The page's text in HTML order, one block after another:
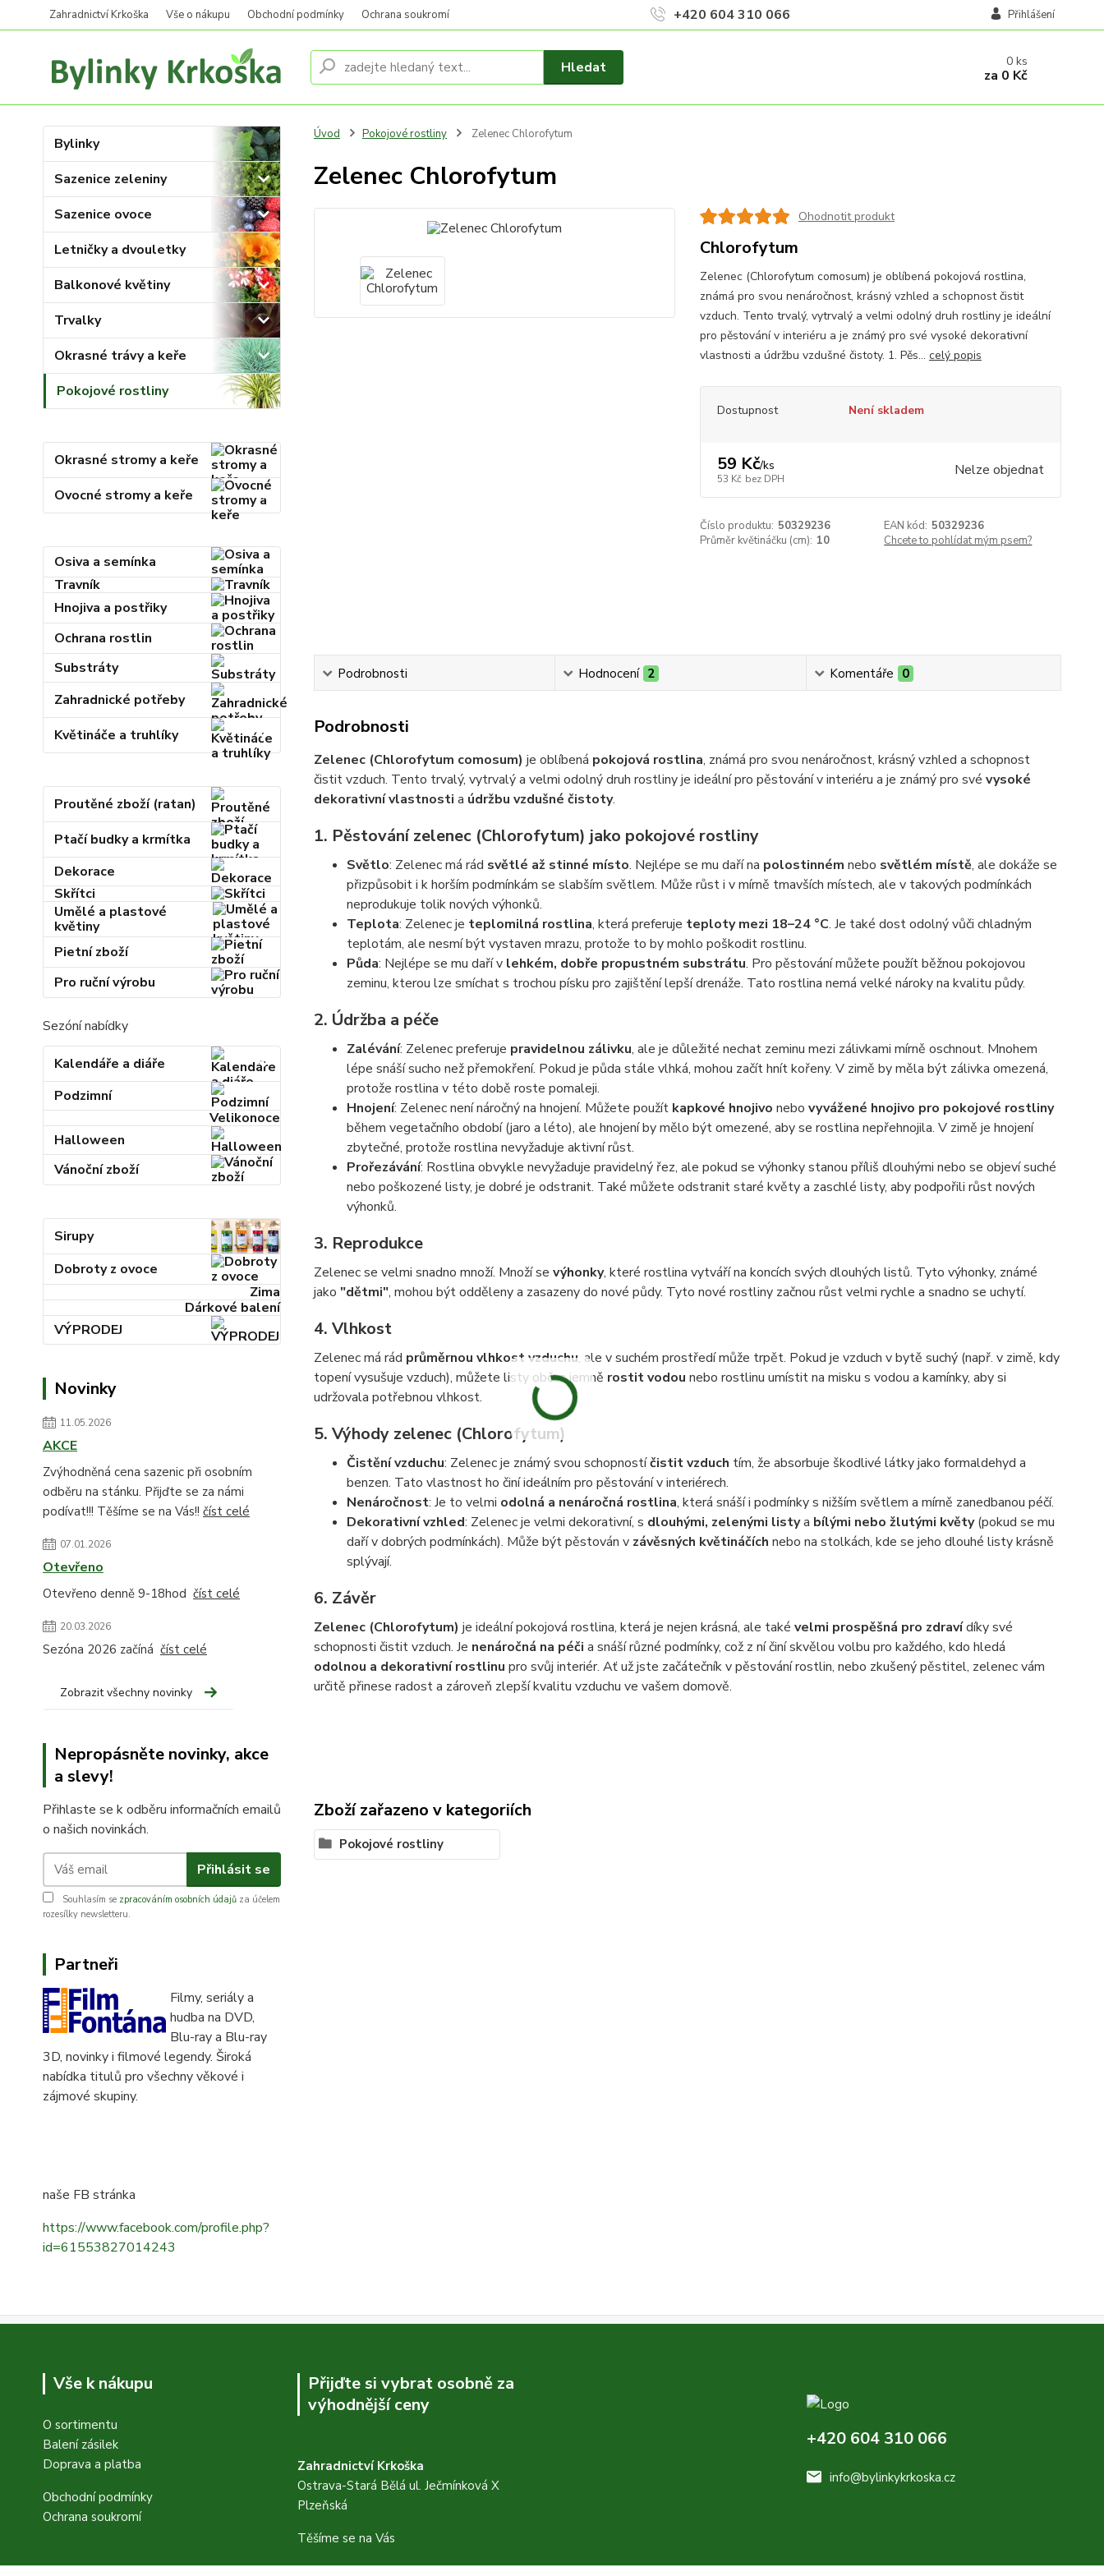
Zahradnictví Krkoška Vše o nákupu Obchodní podmínky Ochrana soukromí Přihlášení
Hledat
+420 604 310 066
0ks
za 0 Kč
Bylinky
Sazenice zeleniny
Sazenice ovoce
Letničky a dvouletky
Balkonové květiny
Trvalky
Okrasné trávy a keře
Pokojové rostliny
Okrasné stromy a keře
Ovocné stromy a keře
Osiva a semínka
Travník
Hnojiva a postřiky
Ochrana rostlin
Substráty
Zahradnické potřeby
Květináče a truhlíky
Proutěné zboží (ratan)
Ptačí budky a krmítka
Dekorace
Skřítci
Umělé a plastové
květiny
Pietní zboží
Pro ruční výrobu
Sezóní nabídky
Kalendáře a diáře
Podzimní
Velikonoce
Halloween
Vánoční zboží
Sirupy
Dobroty z ovoce
Zima
Dárkové balení
VÝPRODEJ
Novinky
11.05.2026
AKCE
Zvýhodněná cena sazenic při osobním
odběru na stánku. Přijďte se za námi
podívat!!! Těšíme se na Vás!! číst celé
07.01.2026
Otevřeno
Otevřeno denně 9-18hod číst celé
20.03.2026
Sezóna 2026 začíná číst celé
Zobrazit všechny novinky
Nepropásněte novinky, akce
a slevy!
Přihlaste se k odběru informačních emailů
o našich novinkách.
Přihlásit se
Souhlasím se zpracováním osobních údajů za účelem
rozesílky newsletteru.
Partneři
Filmy, seriály a
hudba na DVD,
Blu-ray a Blu-ray
3D, novinky i filmové legendy. Široká
nabídka titulů pro všechny věkové i
zájmové skupiny.
naše FB stránka
https://www.facebook.com/profile.php?
id=61553827014243
Úvod Pokojové rostliny Zelenec Chlorofytum
Zelenec Chlorofytum
Ohodnotit produkt
Chlorofytum
Zelenec (Chlorofytum comosum) je oblíbená pokojová rostlina,
známá pro svou nenáročnost, krásný vzhled a schopnost čistit
vzduch. Tento trvalý, vytrvalý a velmi odolný druh rostliny je ideální
pro pěstování v interiéru a je známý pro své vysoké dekorativní
vlastnosti a údržbu vzdušné čistoty. 1. Pěs... celý popis
Dostupnost Není skladem
59 Kč/ks
53 Kč bez DPH Nelze objednat
Číslo produktu: 50329236 EAN kód: 50329236
Průměr květináčku (cm): 10 Chcete to pohlídat mým psem?
Podrobnosti Hodnocení 2 Komentáře 0
Podrobnosti
Zelenec (Chlorofytum comosum) je oblíbená pokojová rostlina, známá pro svou nenáročnost, krásný vzhled a schopnost
čistit vzduch. Tento trvalý, vytrvalý a velmi odolný druh rostliny je ideální pro pěstování v interiéru a je známý pro své vysoké
dekorativní vlastnosti a údržbu vzdušné čistoty.
1. Pěstování zelenec (Chlorofytum) jako pokojové rostliny
Světlo: Zelenec má rád světlé až stinné místo. Nejlépe se mu daří na polostinném nebo světlém místě, ale dokáže se
přizpůsobit i k horším podmínkám se slabším světlem. Může růst i v mírně tmavších místech, ale v takových podmínkách
neprodukuje tolik nových výhonků.
Teplota: Zelenec je teplomilná rostlina, která preferuje teploty mezi 18–24 °C. Je také dost odolný vůči chladným
teplotám, ale nesmí být vystaven mrazu, protože to by mohlo poškodit rostlinu.
Půda: Nejlépe se mu daří v lehkém, dobře propustném substrátu. Pro pěstování můžete použít běžnou pokojovou
zeminu, kterou lze smíchat s trochou písku pro zajištění lepší drenáže. Tato rostlina nemá velké nároky na kvalitu půdy.
2. Údržba a péče
Zalévání: Zelenec preferuje pravidelnou zálivku, ale je důležité nechat zeminu mezi zálivkami mírně oschnout. Mnohem
lépe snáší sucho než přemokření. Pokud je půda stále vlhká, mohou začít hnít kořeny. V zimě by měla být zálivka omezená,
protože rostlina v této době roste pomaleji.
Hnojení: Zelenec není náročný na hnojení. Můžete použít kapkové hnojivo nebo vyvážené hnojivo pro pokojové rostliny
během vegetačního období (jaro a léto), ale hnojení by mělo být omezené, aby se rostlina nepřehnojila. V zimě je hnojení
zbytečné, protože rostlina nevyžaduje aktivní růst.
Prořezávání: Rostlina obvykle nevyžaduje pravidelný řez, ale pokud se výhonky stanou příliš dlouhými nebo se objeví suché
nebo poškozené listy, je dobré je odstranit. Také můžete odstranit staré květy a zaschlé listy, aby podpořili růst nových
výhonků.
3. Reprodukce
Zelenec se velmi snadno množí. Množí se výhonky, které rostlina vytváří na koncích svých dlouhých listů. Tyto výhonky, známé
jako "dětmi", mohou být odděleny a zasazeny do nové půdy. Tyto nové rostliny začnou růst velmi rychle a snadno se uchytí.
4. Vlhkost
Zelenec má rád průměrnou vlhkost vzduchu, ale v suchém prostředí může trpět. Pokud je vzduch v bytě suchý (např. v zimě, kdy
topení vysušuje vzduch), můžete listy občas jemně rostit vodou nebo rostlinu umístit na misku s vodou a kamínky, aby si
udržovala potřebnou vlhkost.
5. Výhody zelenec (Chlorofytum)
Čistění vzduchu: Zelenec je známý svou schopnostíčistit vzduch tím, že absorbuje škodlivé látky jako formaldehyd a
benzen. Tato vlastnost ho činí ideálním pro pěstování v interiérech.
Nenáročnost: Je to velmi odolná a nenáročná rostlina, která snáší i podmínky s nižším světlem a mírně zanedbanou péčí.
Dekorativní vzhled: Zelenec je velmi dekorativní, s dlouhými, zelenými listya bílými nebo žlutými květy(pokud se mu
daří v dobrých podmínkách). Může být pěstován v závěsných květináčích nebo na stolkách, kde se jeho dlouhé listy krásně
splývají.
6. Závěr
Zelenec (Chlorofytum) je ideální pokojová rostlina, která je nejen krásná, ale také velmi prospěšná pro zdravídíky své
schopnosti čistit vzduch. Je nenáročná na péči a snáší různé podmínky, což z ní činí skvělou volbu pro každého, kdo hledá
odolnou a dekorativní rostlinu pro svůj interiér. Ať už jste začátečník v pěstování rostlin, nebo zkušený pěstitel, zelenec vám
určitě přinese radost a zároveň zlepší kvalitu vzduchu ve vašem domově.
Zboží zařazeno v kategoriích
Pokojové rostliny
Vše k nákupu
O sortimentu
Balení zásilek
Doprava a platba
Obchodní podmínky
Ochrana soukromí
Přijďte si vybrat osobně za
výhodnější ceny
Zahradnictví Krkoška
Ostrava-Stará Bělá ul. Ječmínková X
Plzeňská
Těšíme se na Vás
+420 604 310 066
info@bylinkykrkoska.cz